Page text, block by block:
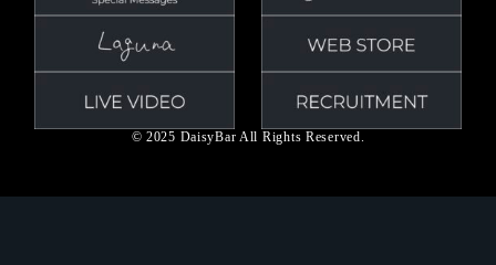
© 2025 DaisyBar All Rights Reserved.